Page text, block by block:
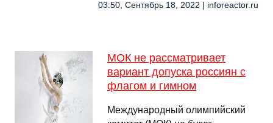
03:50, Сентябрь 18, 2022 | inforeactor.ru
МОК не рассматривает
вариант допуска россиян с
флагом и гимном
Международный олимпийский